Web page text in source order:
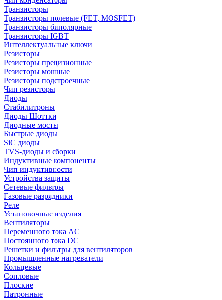
Транзисторы
Транзисторы полевые (FET, MOSFET)
Транзисторы биполярные
Транзисторы IGBT
Интеллектуальные ключи
Резисторы
Резисторы прецизионные
Резисторы мощные
Резисторы подстроечные
Чип резисторы
Диоды
Стабилитроны
Диоды Шоттки
Диодные мосты
Быстрые диоды
SiC диоды
TVS-диоды и сборки
Индуктивные компоненты
Чип индуктивности
Устройства защиты
Сетевые фильтры
Газовые разрядники
Реле
Установочные изделия
Вентиляторы
Переменного тока AC
Постоянного тока DC
Решетки и фильтры для вентиляторов
Промышленные нагреватели
Кольцевые
Сопловые
Плоские
Патронные